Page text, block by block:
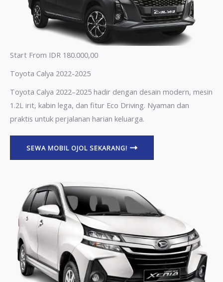
Start From IDR 180.000,00
Toyota Calya 2022-2025
Toyota Calya 2022–2025 hadir dengan desain modern, mesin
1.2L irit, kabin lega, dan fitur Eco Driving. Nyaman dan
praktis untuk perjalanan harian keluarga.
SEWA MOBIL OJOL SEKARANG!